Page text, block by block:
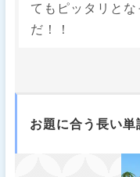
てもピッタリと
だ！！
お題に合う長い単